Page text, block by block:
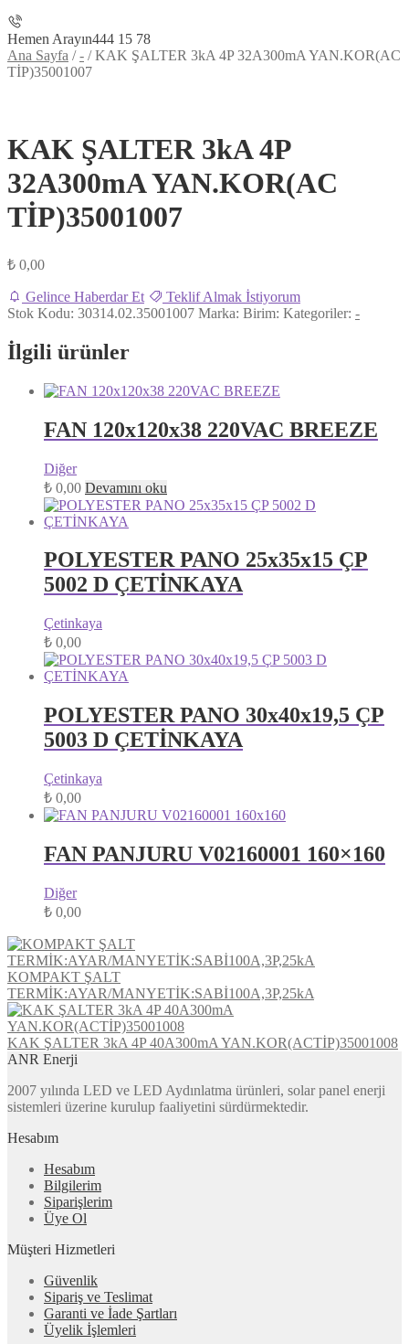
Hemen Arayın444 15 78
Ana Sayfa /- /KAK ŞALTER 3kA 4P 32A300mA YAN.KOR(AC
TİP)35001007
KAK ŞALTER 3kA 4P
32A300mA YAN.KOR(AC
TİP)35001007
₺ 0,00
Gelince Haberdar Et
Teklif Almak İstiyorum
Stok Kodu: 30314.02.35001007 Marka: Birim: Kategoriler: -
İlgili ürünler
FAN 120x120x38 220VAC BREEZE
Diğer
₺ 0,00 Devamını oku
POLYESTER PANO 25x35x15 ÇP
5002 D ÇETİNKAYA
Çetinkaya
₺ 0,00
POLYESTER PANO 30x40x19,5 ÇP
5003 D ÇETİNKAYA
Çetinkaya
₺ 0,00
FAN PANJURU V02160001 160×160
Diğer
₺ 0,00
KOMPAKT ŞALT
TERMİK:AYAR/MANYETİK:SABİ100A,3P,25kA
KAK ŞALTER 3kA 4P 40A300mA YAN.KOR(ACTİP)35001008
ANR Enerji
2007 yılında LED ve LED Aydınlatma ürünleri, solar panel enerji
sistemleri üzerine kurulup faaliyetini sürdürmektedir.
Hesabım
Hesabım
Bilgilerim
Siparişlerim
Üye Ol
Müşteri Hizmetleri
Güvenlik
Sipariş ve Teslimat
Garanti ve İade Şartları
Üyelik İşlemleri